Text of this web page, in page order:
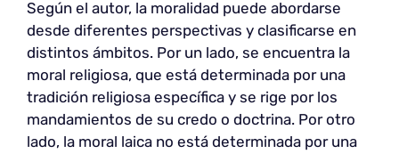
Según el autor, la moralidad puede abordarse
desde diferentes perspectivas y clasificarse en
distintos ámbitos. Por un lado, se encuentra la
moral religiosa, que está determinada por una
tradición religiosa específica y se rige por los
mandamientos de su credo o doctrina. Por otro
lado, la moral laica no está determinada por una